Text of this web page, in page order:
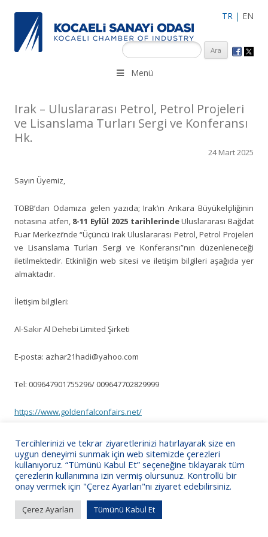
TR | EN
KSO 3500’ü aşkın sanayi kuruluşuna uzman çalışanları ile İzmit
Merkez, Çayırova, Dilovası, Gebze ve İMES OSB’deki ofisleri ile
Menü
Irak – Uluslararası Petrol, Petrol Projeleri
ve Lisanslama Turları Sergi ve Konferansı
Hk.
24 Mart 2025
Sayın Üyemiz,
TOBB’dan Odamıza gelen yazıda; Irak’ın Ankara Büyükelçiliğinin
notasına atfen, 8-11 Eylül 2025 tarihlerindeUluslararası Bağdat
Fuar Merkezi’nde “Üçüncü Irak Uluslararası Petrol, Petrol Projeleri
ve Lisanslama Turları Sergi ve Konferansı”nın düzenleneceği
iletilmektedir. Etkinliğin web sitesi ve iletişim bilgileri aşağıda yer
almaktadır.
İletişim bilgileri:
Al-Sakır Al Dehebi Limited Şirketi
E-posta: azhar21hadi@yahoo.com
Tel: 009647901755296/ 009647702829999
https://www.goldenfalconfairs.net/
Bilgilerinize sunarız.
Tercihlerinizi ve tekrar ziyaretlerinizi hatırlayarak size en
uygun deneyimi sunmak için web sitemizde çerezleri
kullanıyoruz. “Tümünü Kabul Et” seçeneğine tıklayarak tüm
çerezlerin kullanımına izin vermiş olursunuz. Kontrollü bir
onay vermek için "Çerez Ayarları"nı ziyaret edebilirsiniz.
Çerez Ayarları Tümünü Kabul Et